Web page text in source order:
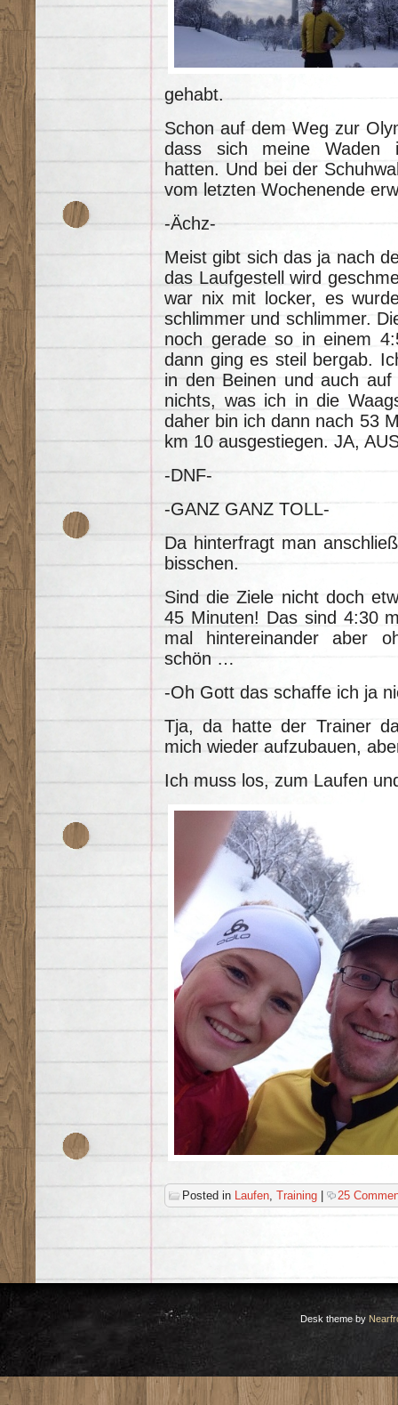
gehabt.
Schon auf dem Weg zur
dass sich meine Waden
hatten. Und bei der
vom letzten Wochenende
-Ächz-
Meist gibt sich das ja nach
das Laufgestell wird
war nix mit locker, es
schlimmer und schlimmer.
noch gerade so in einem
dann ging es steil bergab.
in den Beinen und auch
nichts, was ich in die
daher bin ich dann nach 53
km 10 ausgestiegen. JA,
-DNF-
-GANZ GANZ TOLL-
Da hinterfragt man
bisschen.
Sind die Ziele nicht doch
45 Minuten! Das sind 4:30
mal hintereinander aber
schön …
-Oh Gott das schaffe ich ja
Tja, da hatte der Trainer
mich wieder aufzubauen,
Ich muss los, zum Laufen
Posted in Laufen Training | 25
Desk theme by